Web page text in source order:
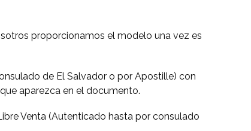
proporcionamos el modelo una vez es
de El Salvador o por Apostille) con
aparezca en el documento.
Venta (Autenticado hasta por consulado